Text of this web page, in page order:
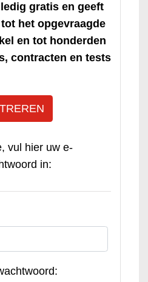
gratis en geeft
het opgevraagde
en tot honderden
contracten en tests
vul hier uw e-
in: